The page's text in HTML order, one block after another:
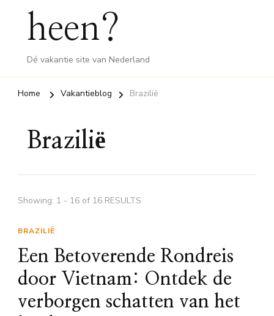
heen?
Dé vakantie site van Nederland
Home Vakantieblog Brazilië
Brazilië
Showing: 1 - 16 of 16 RESULTS
BRAZILIË
Een Betoverende Rondreis
door Vietnam: Ontdek de
verborgen schatten van het